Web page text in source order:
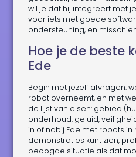
wil je dat hij integreert met
voor iets met goede
ondersteuning, en
Hoe je de beste
Ede
Begin met jezelf afvragen:
robot overneemt, en met
de lijst van eisen: gebied
onderhoud, geluid,
in of nabij Ede met robots
demonstraties kunt zien,
beoogde situatie als dat